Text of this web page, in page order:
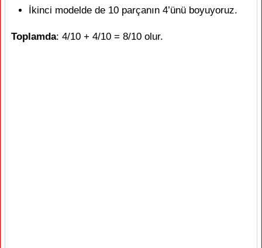
İkinci modelde de 10 parçanın 4’ünü boyuyoruz.
Toplamda: 4/10 + 4/10 = 8/10 olur.